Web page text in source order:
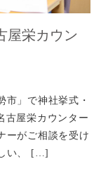
屋栄カウン
市」で神社挙式・
古屋栄カウンター
ーがご相談を受け
い、 […]